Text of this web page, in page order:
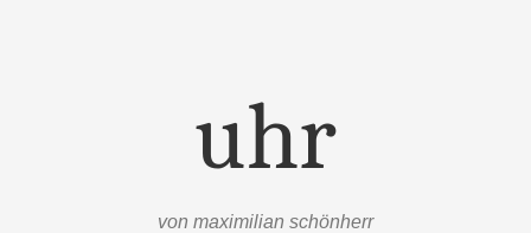
uhr
von maximilian schönherr